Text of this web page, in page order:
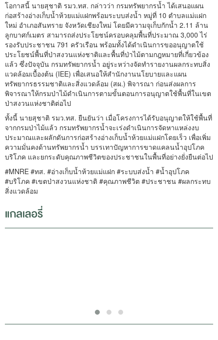
โอกาสนี้ นายสุชาติ รมว.ทส. กล่าวว่า กรมทรัพยากรน้ำ ได้เสนอแผน
ก่อสร้างอ่างเก็บน้ำห้วยแม่แฝกพร้อมระบบส่งน้ำ หมู่ที่ 10 ตำบลแม่แฝก
ใหม่ อำเภอสันทราย จังหวัดเชียงใหม่ โดยมีความจุเก็บกักน้ำ 2.11 ล้าน
ลูกบาศก์เมตร สามารถส่งประโยชน์ครอบคลุมพื้นที่ประมาณ 3,000 ไร่
รองรับประชาชน 791 ครัวเรือน พร้อมทั้งได้ดำเนินการขออนุญาตใช้
ประโยชน์พื้นที่ป่าสงวนแห่งชาติและพื้นที่ป่าไม้ตามกฎหมายที่เกี่ยวข้อง
แล้ว ซึ่งปัจจุบัน กรมทรัพยากรน้ำ อยู่ระหว่างจัดทำรายงานผลกระทบสิ่ง
แวดล้อมเบื้องต้น (IEE) เพื่อเสนอให้สำนักงานนโยบายและแผน
ทรัพยากรธรรมชาติและสิ่งแวดล้อม (สผ.) พิจารณา ก่อนส่งผลการ
พิจารณาให้กรมป่าไม้ดำเนินการตามขั้นตอนการอนุญาตใช้พื้นที่ในเขต
ป่าสงวนแห่งชาติต่อไป
ทั้งนี้ นายสุชาติ รมว.ทส. ยืนยันว่า เมื่อโครงการได้รับอนุญาตให้ใช้พื้นที่
จากกรมป่าไม้แล้ว กรมทรัพยากรน้ำจะเร่งดำเนินการจัดหาแหล่งงบ
ประมาณและผลักดันการก่อสร้างอ่างเก็บน้ำห้วยแม่แฝกโดยเร็ว เพื่อเพิ่ม
ความมั่นคงด้านทรัพยากรน้ำ บรรเทาปัญหาการขาดแคลนน้ำอุปโภค
บริโภค และยกระดับคุณภาพชีวิตของประชาชนในพื้นที่อย่างยั่งยืนต่อไป
#MNRE #ทส. #อ่างเก็บน้ำห้วยแม่แฝก #ระบบส่งน้ำ #น้ำอุปโภค
#บริโภค #เขตป่าสงวนแห่งชาติ #คุณภาพชีวิต #ประชาชน #ผลกระทบ
สิ่งแวดล้อม
แกลเลอรี่